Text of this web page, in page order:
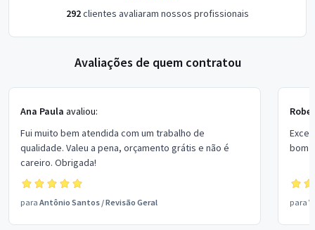
292clientes avaliaram nossos profissionais
Avaliações de quem contratou
Ana Paula avaliou:
Fui muito bem atendida com um trabalho de
qualidade. Valeu a pena, orçamento grátis e não é
careiro. Obrigada!
para Antônio Santos /Revisão Geral
bom
para